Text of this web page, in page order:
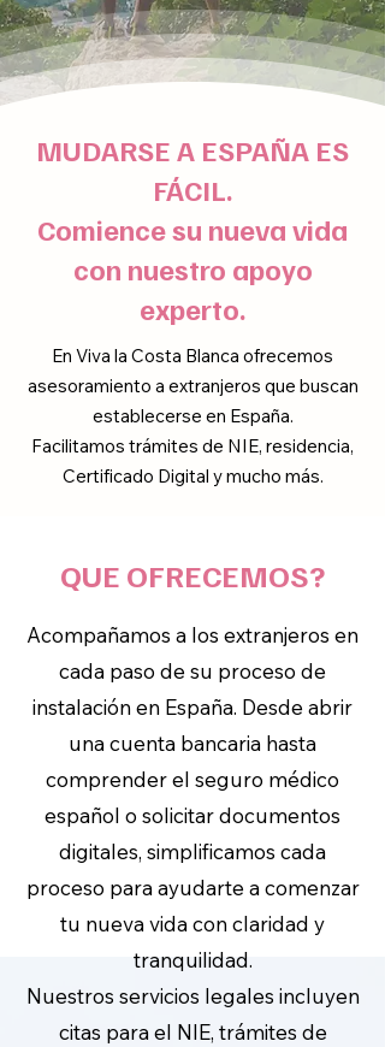
MUDARSE A ESPAÑA ES
FÁCIL.
Comience su nueva vida
con nuestro apoyo
experto.
En Viva la Costa Blanca ofrecemos
asesoramiento a extranjeros que buscan
establecerse en España.
Facilitamos trámites de NIE, residencia,
Certificado Digital y mucho más.
QUE OFRECEMOS?
Acompañamos a los extranjeros en
cada paso de su proceso de
instalación en España. Desde abrir
una cuenta bancaria hasta
comprender el seguro médico
español o solicitar documentos
digitales, simplificamos cada
proceso para ayudarte a comenzar
tu nueva vida con claridad y
tranquilidad.
Nuestros servicios legales incluyen
citas para el NIE, trámites de